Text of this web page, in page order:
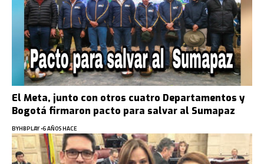
El Meta, junto con otros cuatro Departamentos y
Bogotá firmaron pacto para salvar al Sumapaz
BYHBPLAY 6 AÑOS HACE